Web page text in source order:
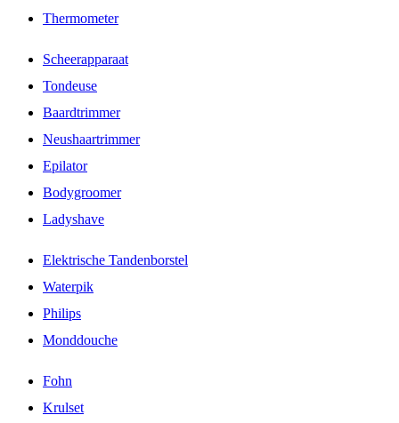
Thermometer
Scheerapparaat
Tondeuse
Baardtrimmer
Neushaartrimmer
Epilator
Bodygroomer
Ladyshave
Elektrische Tandenborstel
Waterpik
Philips
Monddouche
Fohn
Krulset